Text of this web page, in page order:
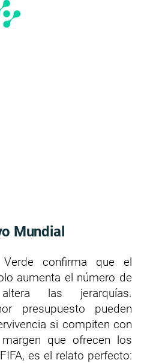
Mundial
confirma que el
aumenta el número de
las jerarquías.
presupuesto pueden
si compiten con
que ofrecen los
es el relato perfecto: